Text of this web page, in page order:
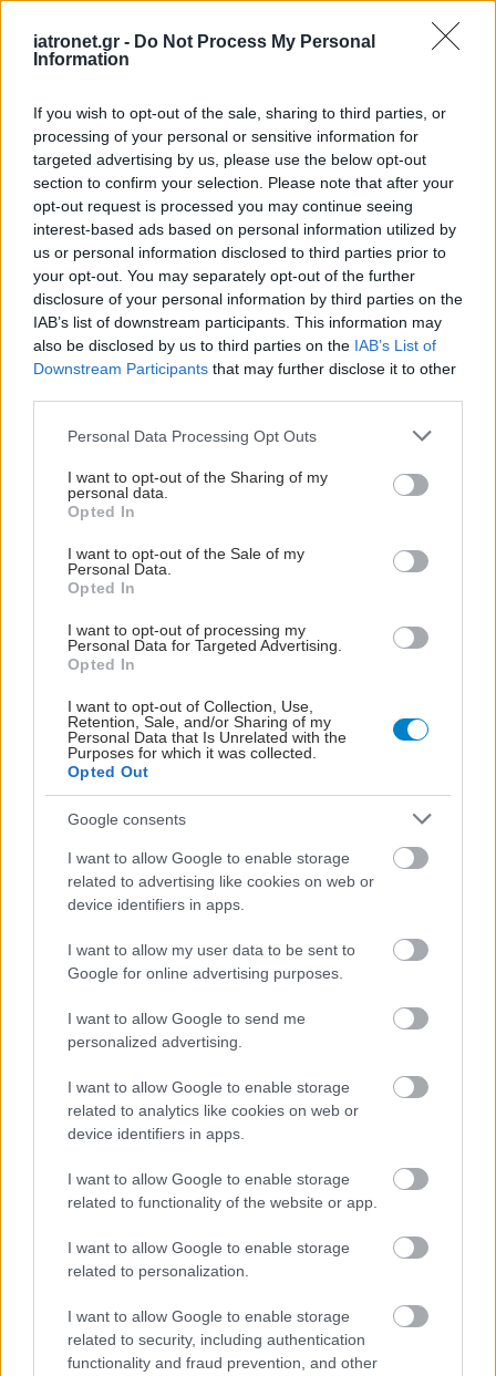
iatronet.gr - Do Not Process My Personal
Information
If you wish to opt-out of the sale, sharing to third parties, or
processing of your personal or sensitive information for
targeted advertising by us, please use the below opt-out
section to confirm your selection. Please note that after your
opt-out request is processed you may continue seeing
interest-based ads based on personal information utilized by
us or personal information disclosed to third parties prior to
your opt-out. You may separately opt-out of the further
disclosure of your personal information by third parties on the
IAB’s list of downstream participants. This information may
also be disclosed by us to third parties on the IAB’s List of
Downstream Participants that may further disclose it to other
Please note that this website/app uses one or more Google
not limited to your visit or usage behaviour. You may click to
grant or deny consent to Google and its third-party tags to
use your data for below specified purposes in below Google
consent section.
Personal Data Processing Opt Outs
I want to opt-out of the Sharing of my
personal data.
Opted In
I want to opt-out of the Sale of my
Personal Data.
Opted In
I want to opt-out of processing my
Personal Data for Targeted Advertising.
Opted In
I want to opt-out of Collection, Use,
Retention, Sale, and/or Sharing of my
Personal Data that Is Unrelated with the
Purposes for which it was collected.
Opted Out
Google consents
I want to allow Google to enable storage
related to advertising like cookies on web or
device identifiers in apps.
I want to allow my user data to be sent to
Google for online advertising purposes.
I want to allow Google to send me
personalized advertising.
I want to allow Google to enable storage
related to analytics like cookies on web or
device identifiers in apps.
I want to allow Google to enable storage
related to functionality of the website or app.
I want to allow Google to enable storage
related to personalization.
I want to allow Google to enable storage
related to security, including authentication
functionality and fraud prevention, and other
ΜΠΕΙΤΕ ΣΤΗ ΣΥΖΗΤΗΣΗ
Loading...
Προσθήκη Σχολίου